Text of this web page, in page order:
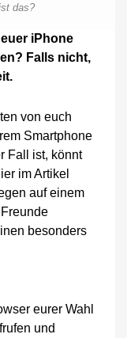
das?
iPhone
Falls nicht,
von euch
Smartphone
Fall ist, könnt
im Artikel
auf einem
besonders
eurer Wahl
und